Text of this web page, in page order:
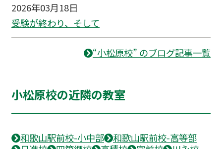
2026年03月18日
受験が終わり、そして
“小松原校” のブログ記事一覧
小松原校の近隣の教室
和歌山駅前校-小中部
和歌山駅前校-高等部